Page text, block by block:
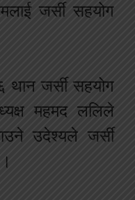
जर्सी सहयोग
जर्सी सहयोग
महमद ललिले
उदेश्यले जर्सी